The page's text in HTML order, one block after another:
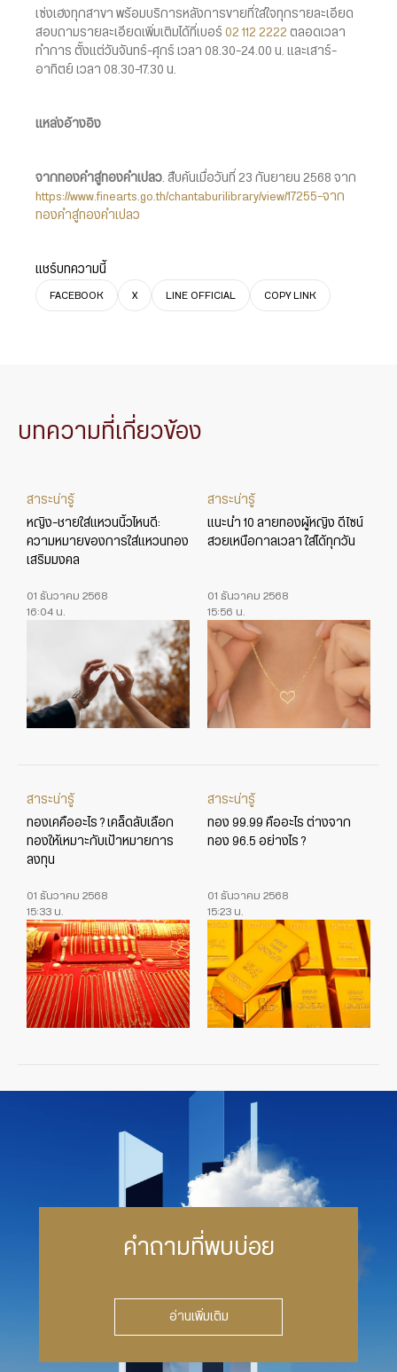
เซ่งเฮงทุกสาขา พร้อมบริการหลังการขายที่ใส่ใจทุกรายละเอียด
สอบถามรายละเอียดเพิ่มเติมได้ที่เบอร์ 02 112 2222 ตลอดเวลา
ทำการ ตั้งแต่วันจันทร์-ศุกร์ เวลา 08.30-24.00 น. และเสาร์-
อาทิตย์ เวลา 08.30-17.30 น.
แหล่งอ้างอิง
จากทองคำสู่ทองคำเปลว. สืบค้นเมื่อวันที่ 23 กันยายน 2568 จาก
https://www.finearts.go.th/chantaburilibrary/view/17255-จาก
ทองคำสู่ทองคำเปลว
แชร์บทความนี้
FACEBOOK X LINE OFFICIAL COPY LINK
บทความที่เกี่ยวข้อง
สาระน่ารู้
หญิง-ชายใส่แหวนนิ้วไหนดี:
ความหมายของการใส่แหวนทอง
เสริมมงคล
01 ธันวาคม 2568
16:04 น.
สาระน่ารู้
แนะนำ 10 ลายทองผู้หญิง ดีไซน์
สวยเหนือกาลเวลา ใส่ได้ทุกวัน
01 ธันวาคม 2568
15:56 น.
สาระน่ารู้
ทองเคคืออะไร ? เคล็ดลับเลือก
ทองให้เหมาะกับเป้าหมายการ
ลงทุน
01 ธันวาคม 2568
15:33 น.
สาระน่ารู้
ทอง 99.99 คืออะไร ต่างจาก
ทอง 96.5 อย่างไร ?
01 ธันวาคม 2568
15:23 น.
คำถามที่พบบ่อย
อ่านเพิ่มเติม